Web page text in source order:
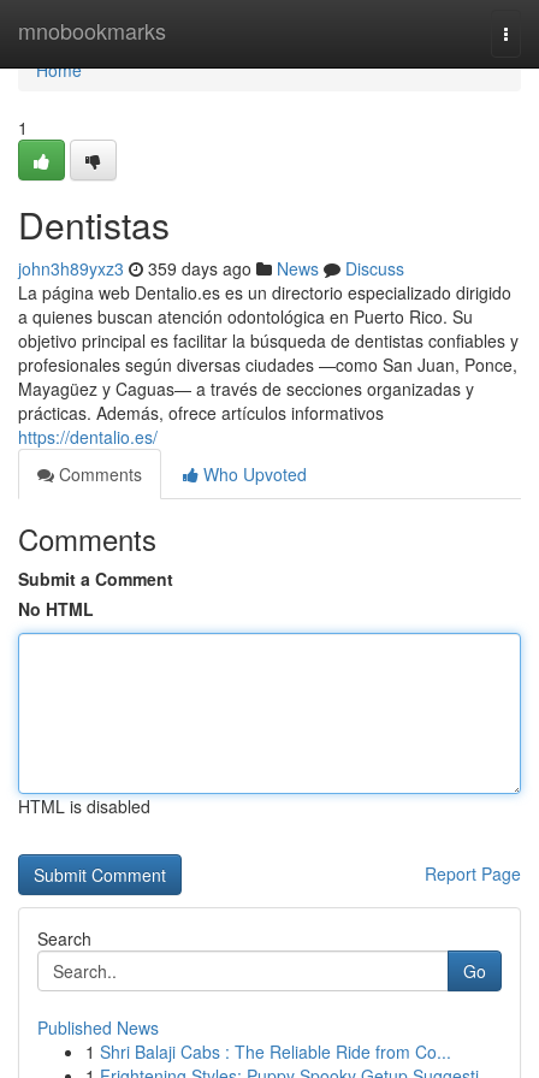
mnobookmarks
Home
Home
1
Dentistas
john3h89yxz3 359 days ago News
Discuss
La página web Dentalio.es es un directorio especializado dirigido
a quienes buscan atención odontológica en Puerto Rico. Su
objetivo principal es facilitar la búsqueda de dentistas confiables y
profesionales según diversas ciudades —como San Juan, Ponce,
Mayagüez y Caguas— a través de secciones organizadas y
prácticas. Además, ofrece artículos informativos
https://dentalio.es/
Comments
Who Upvoted
Comments
Submit a Comment
No HTML
HTML is disabled
Report Page
Search
Go
Published News
1 Shri Balaji Cabs : The Reliable Ride from Co...